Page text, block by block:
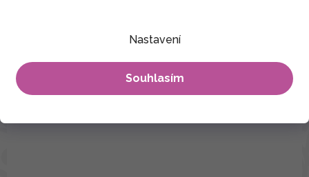
Nastavení
Souhlasím